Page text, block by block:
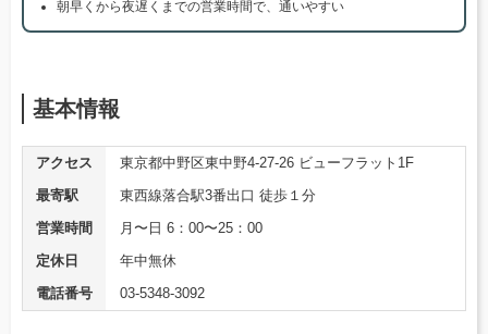
朝早くから夜遅くまでの営業時間で、通いやすい
基本情報
アクセス
東京都中野区東中野4-27-26 ビューフラット1F
最寄駅
東西線落合駅3番出口 徒歩１分
営業時間
月〜日 6：00〜25：00
定休日
年中無休
電話番号
03-5348-3092